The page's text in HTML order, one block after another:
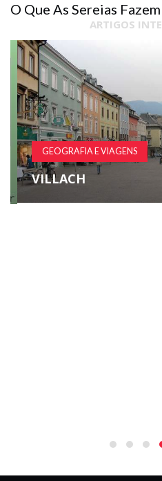
O Que As Sereias
ARTIGOS
GEOGRAFIA E VIAGENS
VILLACH